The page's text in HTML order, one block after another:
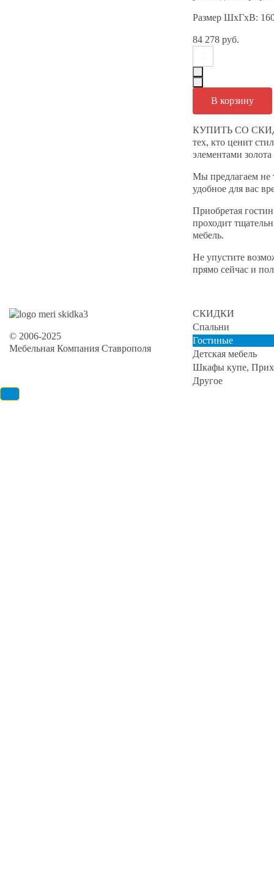
Размер ШхГхВ:
84 278 руб.
КУПИТЬ СО
тех, кто ценит
элементами
Мы предлагаем не
удобное для вас
Приобретая
проходит
мебель.
Не упустите
прямо сейчас и
© 2006-2025
Мебельная Компания Ставрополя
СКИДКИ
Спальни
Гостиные
Детская мебель
Шкафы купе,
Другое